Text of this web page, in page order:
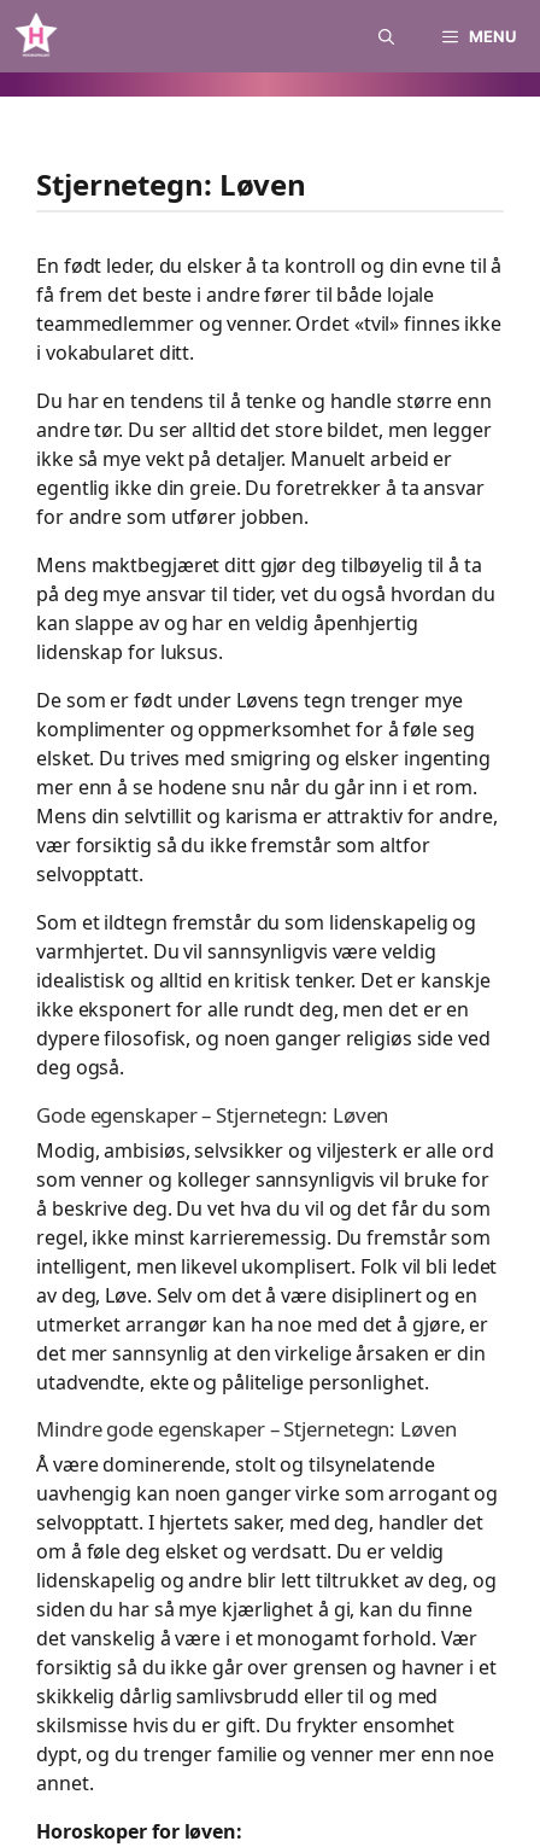
Skip
content
MENU
Stjernetegn: Løven
En født leder, du elsker å ta kontroll og din evne til å
få frem det beste i andre fører til både lojale
teammedlemmer og venner. Ordet «tvil» finnes ikke
i vokabularet ditt.
Du har en tendens til å tenke og handle større enn
andre tør. Du ser alltid det store bildet, men legger
ikke så mye vekt på detaljer. Manuelt arbeid er
egentlig ikke din greie. Du foretrekker å ta ansvar
for andre som utfører jobben.
Mens maktbegjæret ditt gjør deg tilbøyelig til å ta
på deg mye ansvar til tider, vet du også hvordan du
kan slappe av og har en veldig åpenhjertig
lidenskap for luksus.
De som er født under Løvens tegn trenger mye
komplimenter og oppmerksomhet for å føle seg
elsket. Du trives med smigring og elsker ingenting
mer enn å se hodene snu når du går inn i et rom.
Mens din selvtillit og karisma er attraktiv for andre,
vær forsiktig så du ikke fremstår som altfor
selvopptatt.
Som et ildtegn fremstår du som lidenskapelig og
varmhjertet. Du vil sannsynligvis være veldig
idealistisk og alltid en kritisk tenker. Det er kanskje
ikke eksponert for alle rundt deg, men det er en
dypere filosofisk, og noen ganger religiøs side ved
deg også.
Gode egenskaper – Stjernetegn: Løven
Modig, ambisiøs, selvsikker og viljesterk er alle ord
som venner og kolleger sannsynligvis vil bruke for
å beskrive deg. Du vet hva du vil og det får du som
regel, ikke minst karrieremessig. Du fremstår som
intelligent, men likevel ukomplisert. Folk vil bli ledet
av deg, Løve. Selv om det å være disiplinert og en
utmerket arrangør kan ha noe med det å gjøre, er
det mer sannsynlig at den virkelige årsaken er din
utadvendte, ekte og pålitelige personlighet.
Mindre gode egenskaper – Stjernetegn: Løven
Å være dominerende, stolt og tilsynelatende
uavhengig kan noen ganger virke som arrogant og
selvopptatt. I hjertets saker, med deg, handler det
om å føle deg elsket og verdsatt. Du er veldig
lidenskapelig og andre blir lett tiltrukket av deg, og
siden du har så mye kjærlighet å gi, kan du finne
det vanskelig å være i et monogamt forhold. Vær
forsiktig så du ikke går over grensen og havner i et
skikkelig dårlig samlivsbrudd eller til og med
skilsmisse hvis du er gift. Du frykter ensomhet
dypt, og du trenger familie og venner mer enn noe
annet.
Horoskoper for løven: